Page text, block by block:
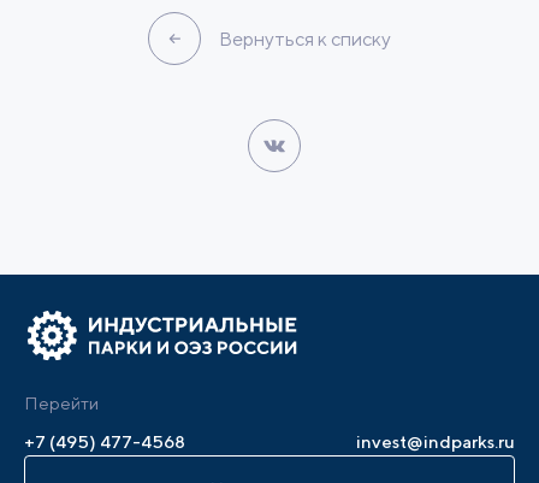
Вернуться к списку
Перейти
+7 (495) 477-4568
invest@indparks.ru